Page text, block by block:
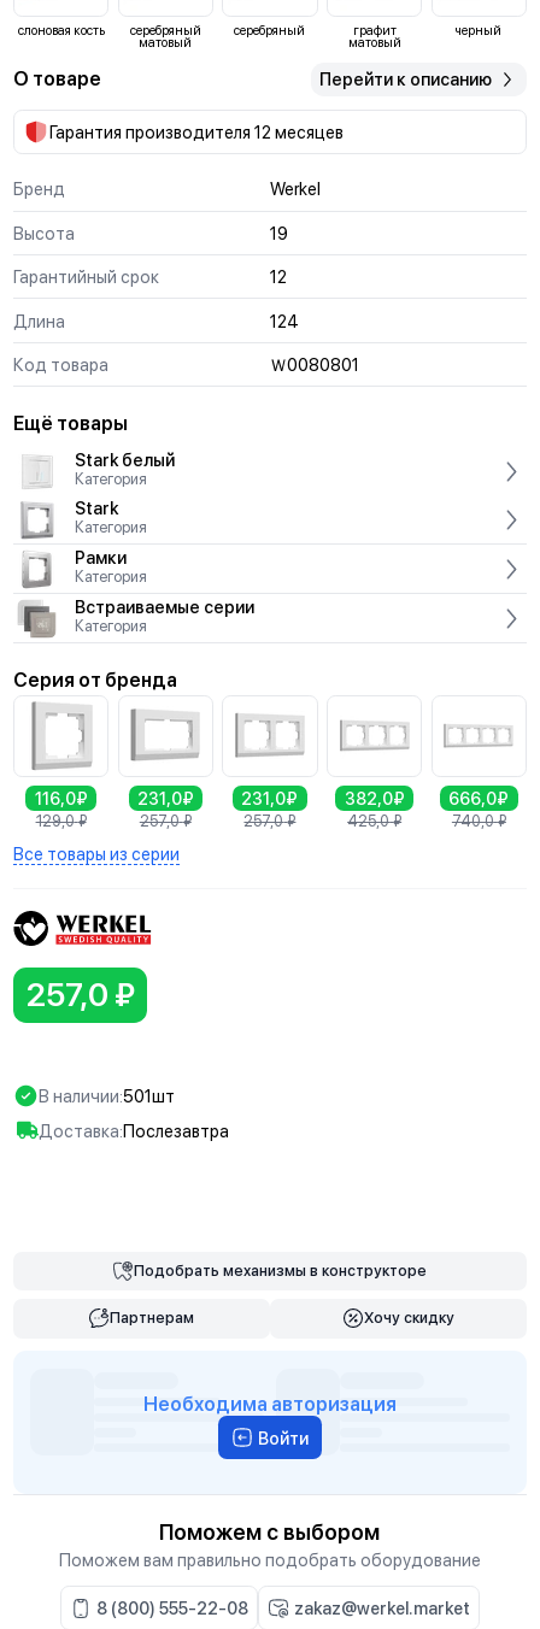
слоновая кость серебряный
матовый
серебряный графит
матовый
черный
О товаре Перейти к описанию
Гарантия производителя 12 месяцев
Бренд Werkel
Высота 19
Гарантийный срок 12
Длина 124
Код товара Ｗ0080801
Ещё товары
Stark белый
Категория
Stark
Категория
Рамки
Категория
Встраиваемые серии
Категория
Серия от бренда
116,0₽
129,0 ₽
231,0₽
257,0 ₽
231,0₽
257,0 ₽
382,0₽
425,0 ₽
666,0₽
740,0 ₽
Все товары из серии
257,0 ₽
В наличии:501шт
Доставка:Послезавтра
Подобрать механизмыв конструкторе
Партнерам Хочу скидку
Необходима авторизация
Войти
Поможем с выбором
Поможем вам правильно подобрать оборудование
8 (800) 555-22-08 zakaz@werkel.market